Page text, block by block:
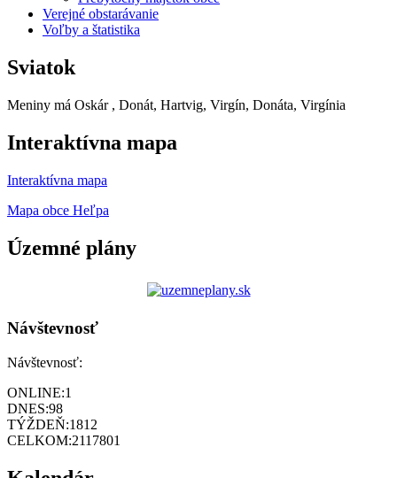
Verejné obstarávanie
Voľby a štatistika
Sviatok
Meniny má Oskár , Donát, Hartvig, Virgín, Donáta, Virgínia
Interaktívna mapa
Interaktívna mapa
Mapa obce Heľpa
Územné plány
Návštevnosť
Návštevnosť:
ONLINE:1
DNES:98
TÝŽDEŇ:1812
CELKOM:2117801